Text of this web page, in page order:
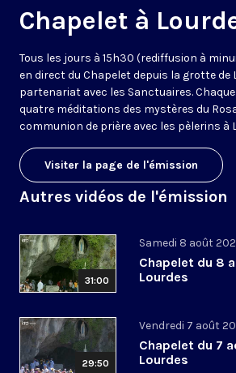
Chapelet à
Tous les jours à 15h30 (rediffusion à
en direct du Chapelet depuis la grotte de
partenariat avec les Sanctuaires.
quatre méditations des mystères du
communion de prière avec les pèlerins à
Visiter la page de l'émission
Autres vidéos de l'émission
31:00
Samedi 8 août
Chapelet du 8
Lourdes
29:50
Vendredi 7 août
Chapelet du 7
Lourdes